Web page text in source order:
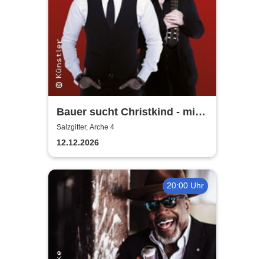
Bauer sucht Christkind - mit
Ralf Bauer & Pat Fritz
Salzgitter, Arche 4
12.12.2026
20:00 Uhr